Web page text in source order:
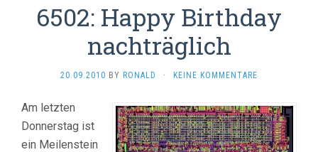
6502: Happy Birthday
nachträglich
20.09.2010 BY RONALD · KEINE KOMMENTARE
Am letzten
Donnerstag ist
ein Meilenstein